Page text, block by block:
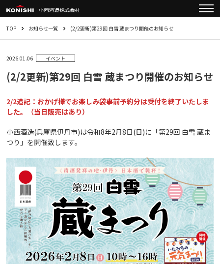
TOP お知らせ一覧 (2/2更新)第29回 白雪 蔵まつり開催のお知らせ
2026.01.06 イベント
(2/2更新)第29回 白雪 蔵まつり開催のお知らせ
2/2追記：おかげ様でお楽しみ袋事前予約分は受付を終了いたしま
した。（当日販売はあり）
小西酒造(兵庫県伊丹市)は令和8年2月8日(日)に「第29回 白雪 蔵ま
つり」を開催致します。